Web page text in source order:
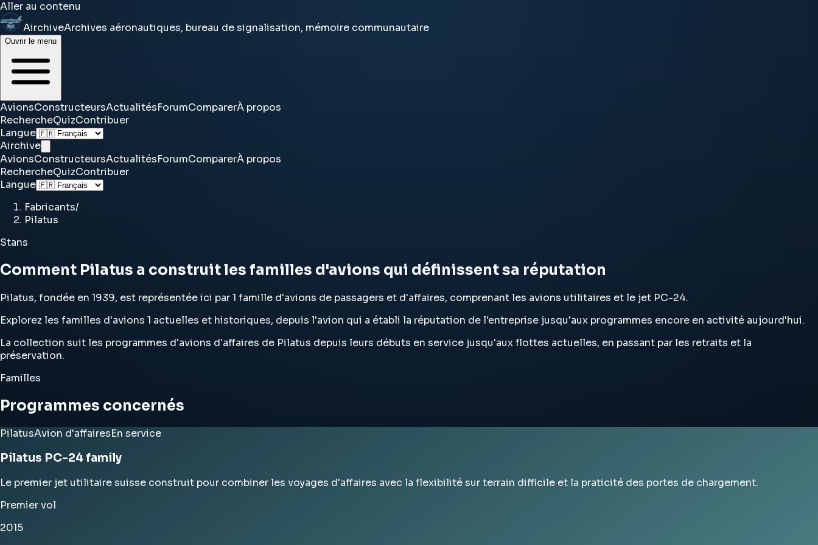
Aller au contenu
AirchiveArchives aéronautiques, bureau de signalisation, mémoire communautaire
Ouvrir le menu
AvionsConstructeursActualitésForumComparerÀ propos
RechercheQuizContribuer
Langue
Airchive
AvionsConstructeursActualitésForumComparerÀ propos
RechercheQuizContribuer
Langue
Fabricants/
Pilatus
Stans
Comment Pilatus a construit les familles d'avions qui définissent sa réputation
Pilatus, fondée en 1939, est représentée ici par 1 famille d'avions de passagers et d'affaires, comprenant les avions utilitaires et le jet PC-24.
Explorez les familles d'avions 1 actuelles et historiques, depuis l'avion qui a établi la réputation de l'entreprise jusqu'aux programmes encore en activité aujourd'hui.
La collection suit les programmes d'avions d'affaires de Pilatus depuis leurs débuts en service jusqu'aux flottes actuelles, en passant par les retraits et la
préservation.
Familles
Programmes concernés
PilatusAvion d'affairesEn service
Pilatus PC-24 family
Le premier jet utilitaire suisse construit pour combiner les voyages d'affaires avec la flexibilité sur terrain difficile et la praticité des portes de chargement.
Premier vol
2015